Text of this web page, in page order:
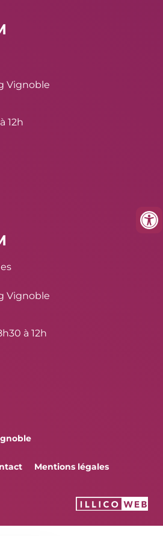
Vignoble
12h
Vignoble
à 12h
Mentions légales